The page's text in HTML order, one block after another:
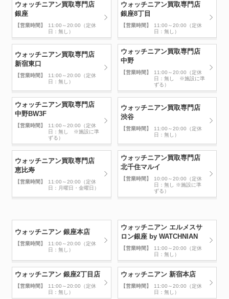
ウォッチニアン買取専門店
銀座
【営業時間】
11:00～20:00（定休
日：無し）
ウォッチニアン買取専門店
銀座8丁目
【営業時間】
11:00～20:00（定休
日：無し）
ウォッチニアン買取専門店
新宿東口
【営業時間】
11:00～20:00（定休
日：無し）
ウォッチニアン買取専門店
中野
【営業時間】
11:00～20:00（定休
日：無し ※施設に準
ずる）
ウォッチニアン買取専門店
中野BW3F
【営業時間】
11:00～20:00（定休
日：無し ※施設に準
ずる）
ウォッチニアン買取専門店
渋谷
【営業時間】
11:00～20:00（定休
日：無し）
ウォッチニアン買取専門店
恵比寿
【営業時間】
11:00～20:00（定休
日：月曜日・金曜日）
ウォッチニアン買取専門店
北千住マルイ
【営業時間】
10:00～20:00（定休
日：無し ※施設に準
ずる）
ウォッチニアン 銀座本店
【営業時間】
11:00～20:00（定休
日：無し）
ウォッチニアン エルメスサ
ロン銀座 by WATCHNIAN
【営業時間】
11:00～20:00（定休
日：無し）
ウォッチニアン 銀座2丁目店
【営業時間】
11:00～20:00（定休
日：無し）
ウォッチニアン 新宿本店
【営業時間】
11:00～20:00（定休
日：無し）